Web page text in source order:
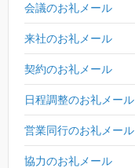
会議のお礼メール
来社のお礼メール
契約のお礼メール
日程調整のお礼メール
営業同行のお礼メール
協力のお礼メール